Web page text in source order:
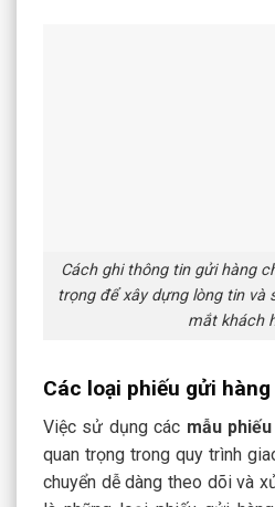
Cách ghi thông tin gửi hàng
trọng để xây dựng lòng tin và
mắt khách
Các loại phiếu gửi
Việc sử dụng các mẫu
quan trọng trong quy trình
chuyển dễ dàng theo dõi và